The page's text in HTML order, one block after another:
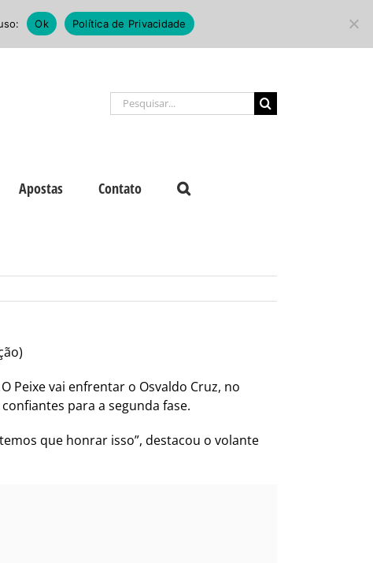
Buscar
resultados
Apostas Contato
Peixe vai enfrentar o Osvaldo Cruz, no
para a segunda fase.
que honrar isso”, destacou o volante
Ok Política de Privacidade